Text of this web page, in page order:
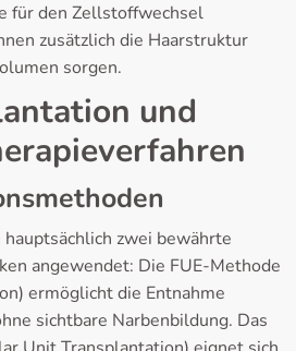
für den Zellstoffwechsel
zusätzlich die Haarstruktur
sorgen.
und
zwei bewährte
angewendet: Die FUE-Methode
ermöglicht die Entnahme
sichtbare Narbenbildung. Das